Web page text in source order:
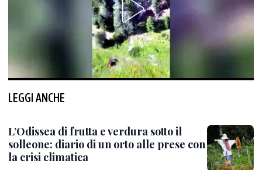
LEGGI ANCHE
L’Odissea di frutta e verdura sotto il
solleone: diario di un orto alle prese con
la crisi climatica